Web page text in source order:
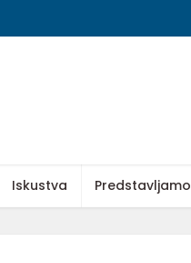
Iskustva Predstavljamo